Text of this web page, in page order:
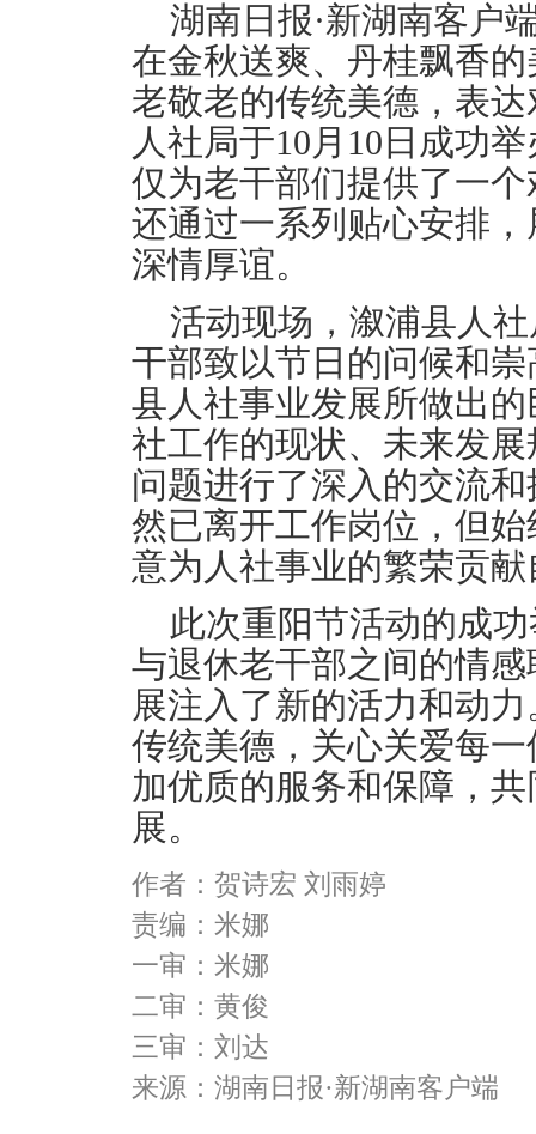
湖南日报·新湖南客户
在金秋送爽、丹桂飘香
老敬老的传统美德，表
人社局于10月10日成功
仅为老干部们提供了一
还通过一系列贴心安排
深情厚谊。
活动现场，溆浦县人
干部致以节日的问候和
县人社事业发展所做出
社工作的现状、未来发
问题进行了深入的交流
然已离开工作岗位，但
意为人社事业的繁荣贡
此次重阳节活动的成
与退休老干部之间的情
展注入了新的活力和动
传统美德，关心关爱每
加优质的服务和保障，
展。
作者：贺诗宏 刘雨婷
责编：米娜
一审：米娜
二审：黄俊
三审：刘达
来源：湖南日报·新湖南客户端